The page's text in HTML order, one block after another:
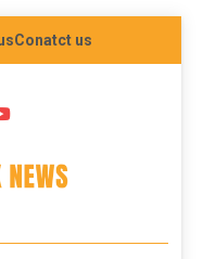
Conatct us
NEWS